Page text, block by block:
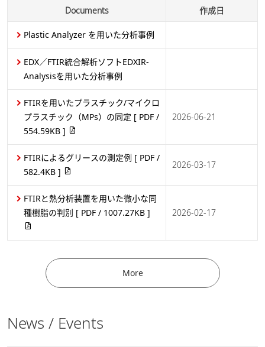
Documents 作成日
Plastic Analyzer を用いた分析事例
EDX／FTIR統合解析ソフトEDXIR-
Analysisを用いた分析事例
FTIRを用いたプラスチック/マイクロ
プラスチック（MPs）の同定 [ PDF /
554.59KB ]
2026-06-21
FTIRによるグリースの測定例 [ PDF /
582.4KB ]
2026-03-17
FTIRと熱分析装置を用いた微小な同
種樹脂の判別 [ PDF / 1007.27KB ] 2026-02-17
More
News / Events